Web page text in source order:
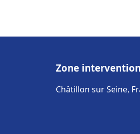
Zone intervention
Châtillon sur Seine,